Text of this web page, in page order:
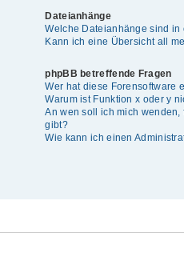
Dateianhänge
Welche Dateianhänge sind in
Kann ich eine Übersicht all
phpBB betreffende Fragen
Wer hat diese Forensoftware
Warum ist Funktion x oder y
An wen soll ich mich
gibt?
Wie kann ich einen